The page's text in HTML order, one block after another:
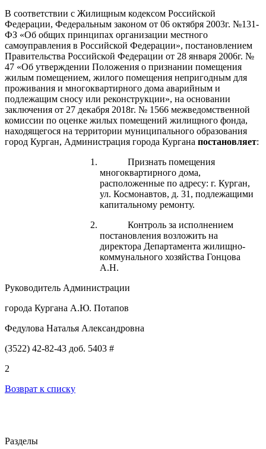
В соответствии с Жилищным кодексом Российской
Федерации, Федеральным законом от 06 октября 2003г. №131-
ФЗ «Об общих принципах организации местного
самоуправления в Российской Федерации», постановлением
Правительства Российской Федерации от 28 января 2006г. №
47 «Об утверждении Положения о признании помещения
жилым помещением, жилого помещения непригодным для
проживания и многоквартирного дома аварийным и
подлежащим сносу или реконструкции», на основании
заключения от 27 декабря 2018г. № 1566 межведомственной
комиссии по оценке жилых помещений жилищного фонда,
находящегося на территории муниципального образования
город Курган, Администрация города Кургана постановляет:
Признать помещения
многоквартирного дома,
расположенные по адресу: г. Курган,
ул. Космонавтов, д. 31, подлежащими
капитальному ремонту.
Контроль за исполнением
постановления возложить на
директора Департамента жилищно-
коммунального хозяйства Гонцова
А.Н.
Руководитель Администрации
города Кургана А.Ю. Потапов
Федулова Наталья Александровна
(3522) 42-82-43 доб. 5403 #
2
Возврат к списку
Разделы